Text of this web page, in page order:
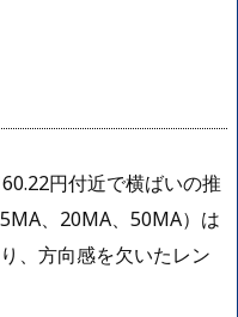
円付近で横ばいの推
、20MA、50MA）は
、方向感を欠いたレン